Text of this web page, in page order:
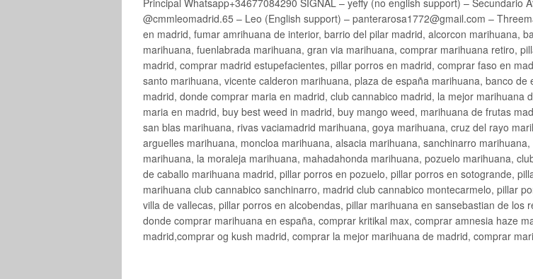
Principal Whatsapp+34677084290 SIGNAL – yeffy (no english support) – Secundario
@cmmleomadrid.65 – Leo (English support) – panterarosa1772@gmail.com –
en madrid, fumar amrihuana de interior, barrio del pilar madrid, alcorcon marihuana,
marihuana, fuenlabrada marihuana, gran via marihuana, comprar marihuana retiro,
madrid, comprar madrid estupefacientes, pillar porros en madrid, comprar faso en
santo marihuana, vicente calderon marihuana, plaza de españa marihuana, banco
madrid, donde comprar maria en madrid, club cannabico madrid, la mejor
maria en madrid, buy best weed in madrid, buy mango weed, marihuana de frutas
san blas marihuana, rivas vaciamadrid marihuana, goya marihuana, cruz del rayo
arguelles marihuana, moncloa marihuana, alsacia marihuana, sanchinarro
marihuana, la moraleja marihuana, mahadahonda marihuana, pozuelo marihuana,
de caballo marihuana madrid, pillar porros en pozuelo, pillar porros en sotogrande,
marihuana club cannabico sanchinarro, madrid club cannabico montecarmelo, pillar
villa de vallecas, pillar porros en alcobendas, pillar marihuana en sansebastian de
donde comprar marihuana en españa, comprar kritikal max, comprar amnesia haze
madrid,comprar og kush madrid, comprar la mejor marihuana de madrid, comprar